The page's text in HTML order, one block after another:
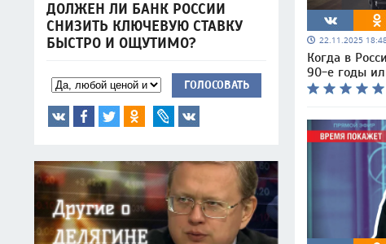
ДОЛЖЕН ЛИ БАНК РОССИИ
СНИЗИТЬ КЛЮЧЕВУЮ СТАВКУ
БЫСТРО И ОЩУТИМО?
ГОЛОСОВАТЬ
22.11.2025
Когда в
90-е годы